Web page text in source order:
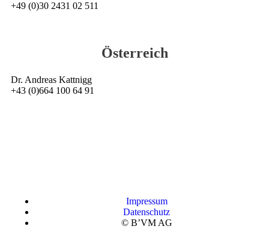
+49 (0)30 2431 02 511
Österreich
Dr. Andreas Kattnigg
+43 (0)664 100 64 91
Impressum
Datenschutz
© B’VM AG